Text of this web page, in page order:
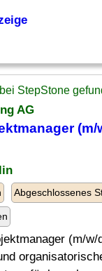
StepStone
AG
(m/
Abgeschlossenes
(m/w/